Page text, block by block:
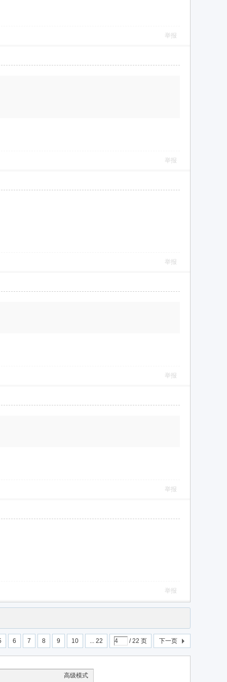
举报
举报
举报
举报
举报
举报
6 7 8 9 10 ... 22 / 22 页 下一页
高级模式